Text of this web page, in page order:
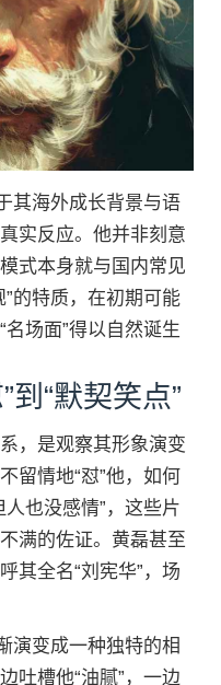
其海外成长背景与语
实反应。他并非刻意
式本身就与国内常见
的特质，在初期可能
场面”得以自然诞生
到“默契笑点”
，是观察其形象演变
留情地“怼”他，如何
也没感情”，这些片
满的佐证。黄磊甚至
其全名“刘宪华”，场
演变成一种独特的相
吐槽他“油腻”，一边